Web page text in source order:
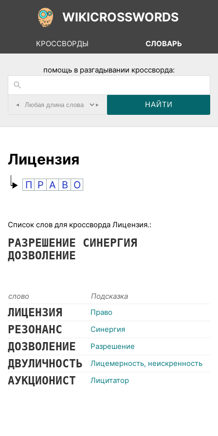
WIKICROSSWORDS
КРОССВОРДЫ СЛОВАРЬ
помощь в разгадывании кроссворда:
◂ ▸
Лицензия
П Р А В О
Список слов для кроссворда Лицензия.:
РАЗРЕШЕНИЕ СИНЕРГИЯ
ДОЗВОЛЕНИЕ
слово Подсказка
ЛИЦЕНЗИЯ Право
РЕЗОНАНС Синергия
ДОЗВОЛЕНИЕ Разрешение
ДВУЛИЧНОСТЬ Лицемерность, неискренность
АУКЦИОНИСТ Лицитатор